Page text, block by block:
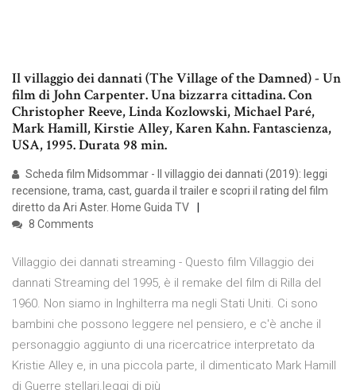
Il villaggio dei dannati (The Village of the Damned) - Un
film di John Carpenter. Una bizzarra cittadina. Con
Christopher Reeve, Linda Kozlowski, Michael Paré,
Mark Hamill, Kirstie Alley, Karen Kahn. Fantascienza,
USA, 1995. Durata 98 min.
Scheda film Midsommar - Il villaggio dei dannati (2019): leggi
recensione, trama, cast, guarda il trailer e scopri il rating del film
diretto da Ari Aster. Home Guida TV
8 Comments
Villaggio dei dannati streaming - Questo film Villaggio dei
dannati Streaming del 1995, è il remake del film di Rilla del
1960. Non siamo in Inghilterra ma negli Stati Uniti. Ci sono
bambini che possono leggere nel pensiero, e c'è anche il
personaggio aggiunto di una ricercatrice interpretato da
Kristie Alley e, in una piccola parte, il dimenticato Mark Hamill
di Guerre stellari.leggi di più